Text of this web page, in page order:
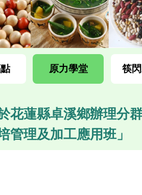
原力學堂 筷
花蓮縣卓溪鄉辦理分
管理及加工應用班」